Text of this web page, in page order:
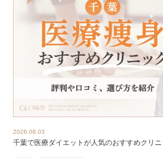
2026.08.03
千葉で医療ダイエットが人気のおすすめクリニ